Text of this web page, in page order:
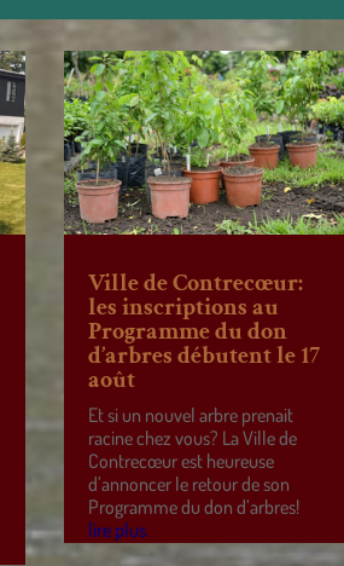
Ville de Contrecœur:
les inscriptions au
Programme du don
d’arbres débutent le 17
août
Et si un nouvel arbre prenait
racine chez vous? La Ville de
Contrecœur est heureuse
d’annoncer le retour de son
Programme du don d’arbres!
lire plus